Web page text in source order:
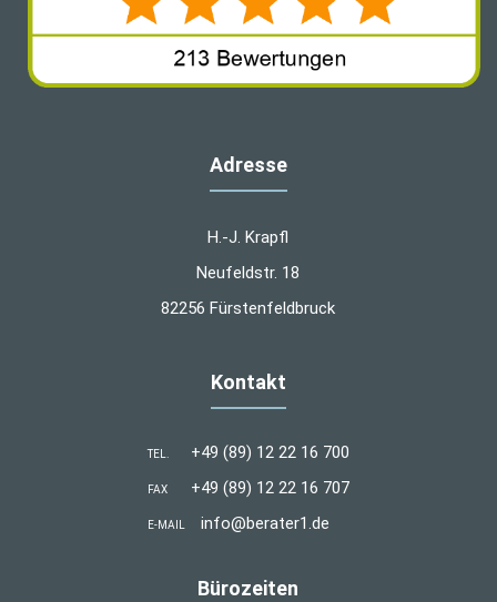
Adresse
H.-J. Krapfl
Neufeldstr. 18
82256 Fürstenfeldbruck
Kontakt
TEL. +49 (89) 12 22 16 700
FAX +49 (89) 12 22 16 707
E-MAIL info@berater1.de
Bürozeiten